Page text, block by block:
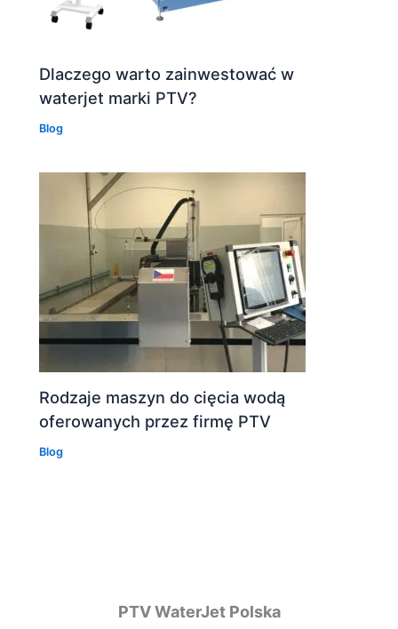
Dlaczego warto zainwestować w
waterjet marki PTV?
Blog
Rodzaje maszyn do cięcia wodą
oferowanych przez firmę PTV
Blog
PTV WaterJet Polska